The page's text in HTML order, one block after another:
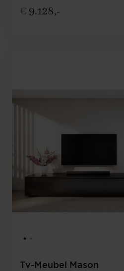
€ 9.128,-
Tv-Meubel Mason